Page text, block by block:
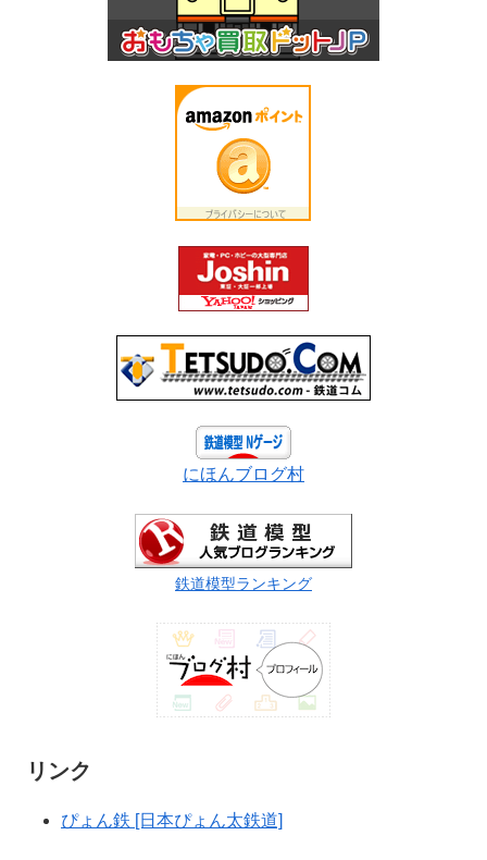
にほんブログ村
鉄道模型ランキング
リンク
ぴょん鉄 [日本ぴょん太鉄道]